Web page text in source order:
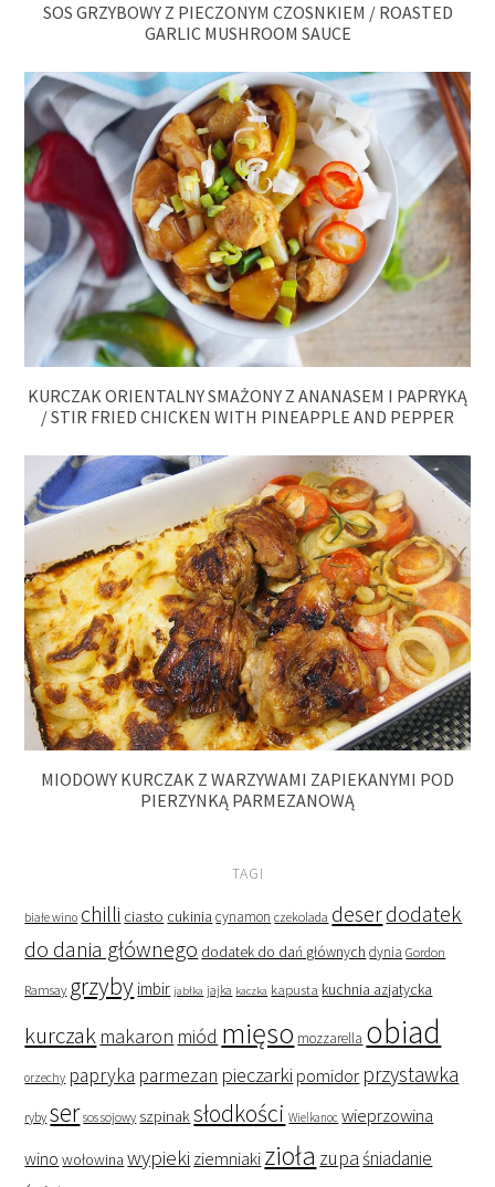
SOS GRZYBOWY Z PIECZONYM CZOSNKIEM / ROASTED
GARLIC MUSHROOM SAUCE
KURCZAK ORIENTALNY SMAŻONY Z ANANASEM I PAPRYKĄ
/ STIR FRIED CHICKEN WITH PINEAPPLE AND PEPPER
MIODOWY KURCZAK Z WARZYWAMI ZAPIEKANYMI POD
PIERZYNKĄ PARMEZANOWĄ
TAGI
białe wino chilli ciasto cukinia cynamon czekolada deserdodatek
do dania głównego dodatek do dań głównych dynia Gordon
Ramsay grzyby imbir jabłka jajka kaczka kapusta kuchnia azjatycka
kurczak makaron miód mięso mozzarella obiad
orzechy papryka parmezan pieczarki pomidor przystawka
ryby ser sos sojowy szpinaksłodkości Wielkanoc wieprzowina
wino wołowina wypieki ziemniaki zioła zupaśniadanie